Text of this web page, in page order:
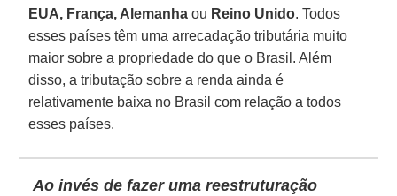
EUA, França, Alemanhaou Reino Unido. Todos
esses países têm uma arrecadação tributária muito
maior sobre a propriedade do que o Brasil. Além
disso, a tributação sobre a renda ainda é
relativamente baixa no Brasil com relação a todos
esses países.
Ao invés de fazer uma reestruturação